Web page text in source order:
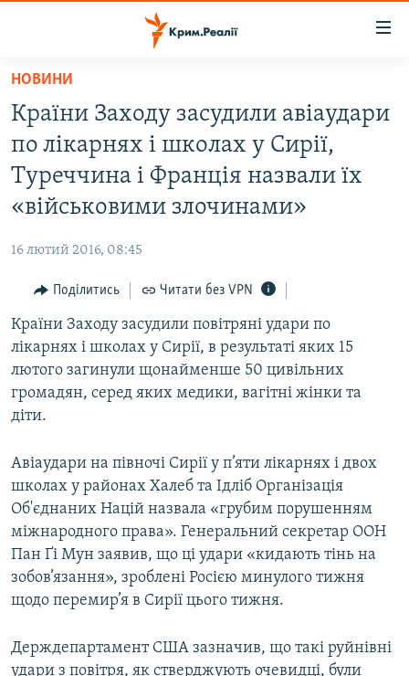
Перейти
основного
матеріалу
Перейти
до
основної
Перейти
пошуку
ВОДА.КРИМ
ВІДЕО ТА ФОТО
ПОЛІТИКА
ІНТЕРВ'Ю
ВСЕ ЗА ДЕНЬ
СПЕЦПРОЕКТИ
ДЕПОРТАЦІЯ
СВІДЧЕННЯ ОКУПАЦІЇ
УКРАЇНСЬКА ПРОБЛЕМА КРИМУ
ІНФОГРАФІКА
ЯК ОБІЙТИ БЛОКУВАННЯ
Qırımtatar
ДОЛУЧАЙСЯ!
Усі сайти RFE/RL
НОВИНИ
Країни Заходу засудили авіаудари
по лікарнях і школах у Сирії,
Туреччина і Франція назвали їх
«військовими злочинами»
16 лютий 2016, 08:45
Поділитись Читати без VPN
Країни Заходу засудили повітряні удари по
лікарнях і школах у Сирії, в результаті яких 15
лютого загинули щонайменше 50 цивільних
громадян, серед яких медики, вагітні жінки та
діти.
Авіаудари на півночі Сирії у п’яти лікарнях і двох
школах у районах Халеб та Ідліб Організація
Об'єднаних Націй назвала «грубим порушенням
міжнародного права». Генеральний секретар ООН
Пан Ґі Мун заявив, що ці удари «кидають тінь на
зобов’язання», зроблені Росією минулого тижня
щодо перемир’я в Сирії цього тижня.
Держдепартамент США зазначив, що такі руйнівні
удари з повітря, як стверджують очевидці, були